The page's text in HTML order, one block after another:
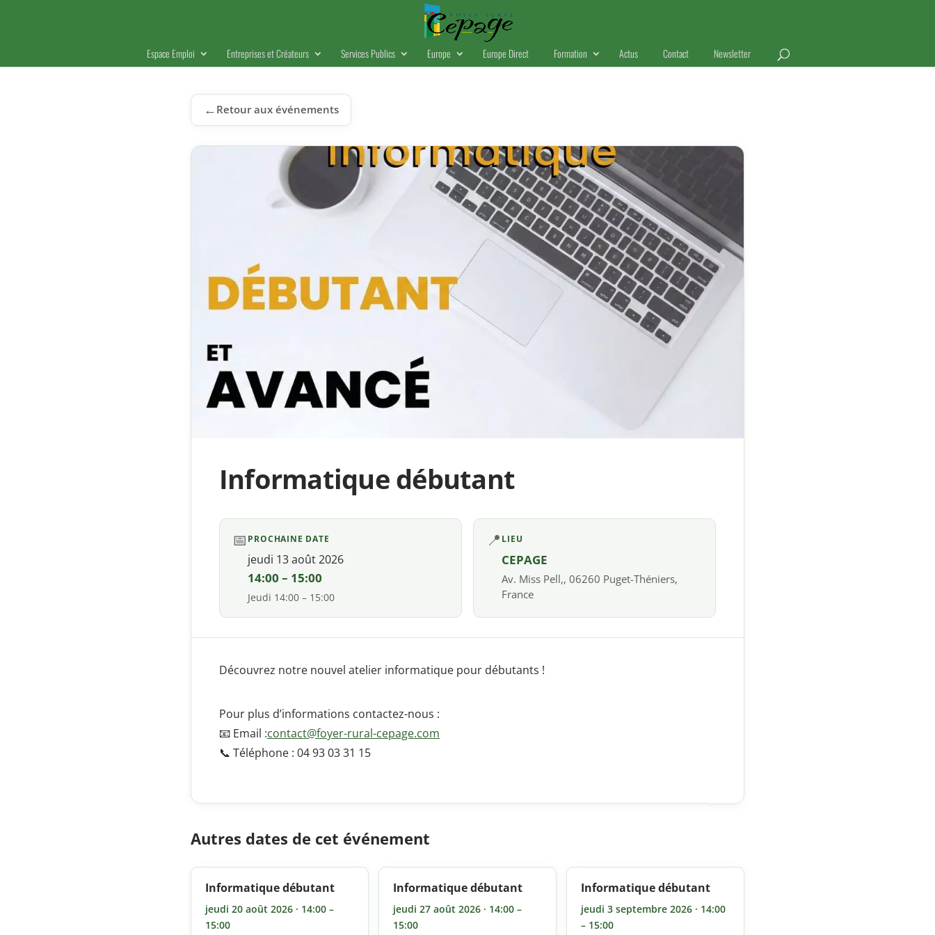
Espace Emploi Entreprises et Créateurs Services Publics Europe Europe Direct Formation Actus Contact Newsletter
← Retour aux événements
Informatique débutant
📅 PROCHAINE DATE
jeudi 13 août 2026
14:00 – 15:00
Jeudi 14:00 – 15:00
📍 LIEU
CEPAGE
Av. Miss Pell,, 06260 Puget-Théniers,
France
Découvrez notre nouvel atelier informatique pour débutants !
Pour plus d’informations contactez-nous :
📧 Email :contact@foyer-rural-cepage.com
📞 Téléphone : 04 93 03 31 15
Autres dates de cet événement
Informatique débutant
jeudi 20 août 2026 · 14:00 –
15:00
Informatique débutant
jeudi 27 août 2026 · 14:00 –
15:00
Informatique débutant
jeudi 3 septembre 2026 · 14:00
– 15:00